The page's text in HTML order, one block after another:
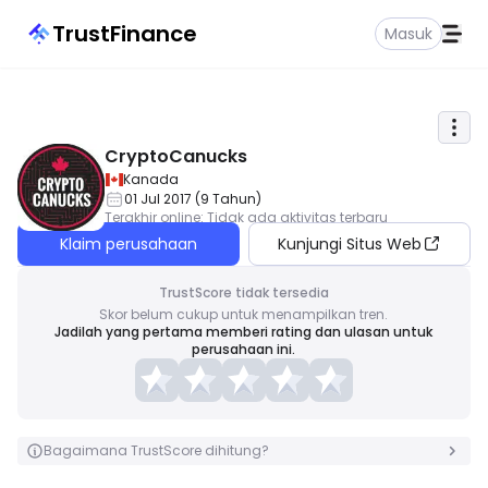
TrustFinance Masuk
CryptoCanucks
Kanada
01 Jul 2017 (9 Tahun)
Terakhir online: Tidak ada aktivitas terbaru
Klaim perusahaan Kunjungi Situs Web
TrustScore tidak tersedia
Skor belum cukup untuk menampilkan tren.
Jadilah yang pertama memberi rating dan ulasan untuk
perusahaan ini.
Bagaimana TrustScore dihitung?